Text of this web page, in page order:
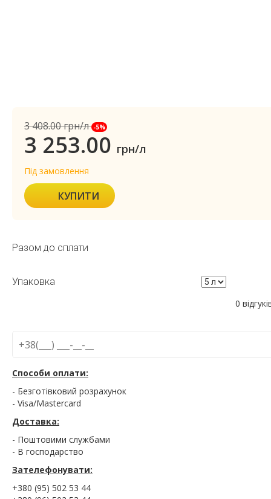
3 408.00грн/л -5%
3 253.00 грн/л
Під замовлення
КУПИТИ
Разом до сплати
Упаковка
0
Способи оплати:
- Безготівковий розрахунок
- Visa/Mastercard
Доставка:
- Поштовими службами
- В господарство
Зателефонувати:
+380 (95) 502 53 44